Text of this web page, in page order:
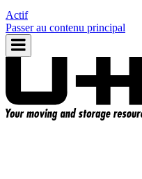
Actif
Passer au contenu principal